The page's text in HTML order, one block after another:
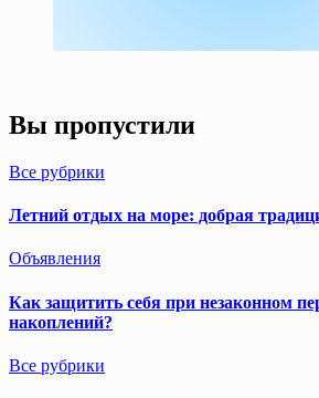
Вы пропустили
Все рубрики
Летний отдых на море: добрая
Объявления
Как защитить себя при незаконном
накоплений?
Все рубрики